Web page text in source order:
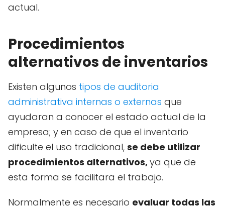
actual.
Procedimientos
alternativos de inventarios
Existen algunos tipos de auditoria
administrativa internas o externas que
ayudaran a conocer el estado actual de la
empresa; y en caso de que el inventario
dificulte el uso tradicional, se debe utilizar
procedimientos alternativos,ya que de
esta forma se facilitara el trabajo.
Normalmente es necesario evaluar todas las